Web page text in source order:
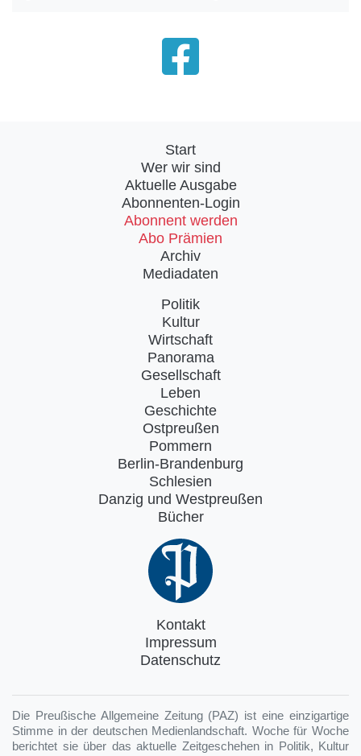
Start
Wer wir sind
Aktuelle Ausgabe
Abonnenten-Login
Abonnent werden
Abo Prämien
Archiv
Mediadaten
Politik
Kultur
Wirtschaft
Panorama
Gesellschaft
Leben
Geschichte
Ostpreußen
Pommern
Berlin-Brandenburg
Schlesien
Danzig und Westpreußen
Bücher
Kontakt
Impressum
Datenschutz
Die Preußische Allgemeine Zeitung (PAZ) ist eine einzigartige
Stimme in der deutschen Medienlandschaft. Woche für Woche
berichtet sie über das aktuelle Zeitgeschehen in Politik, Kultur